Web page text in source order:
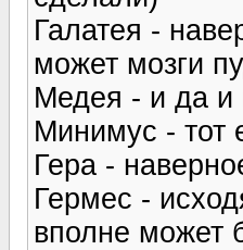
Галатея -
может мозги
Медея - и да и
Минимус - тот
Гера -
Гермес -
вполне может